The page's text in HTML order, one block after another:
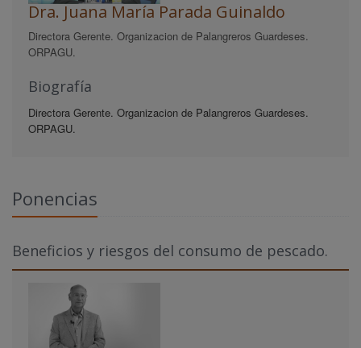
Dra. Juana María Parada Guinaldo
Directora Gerente. Organizacion de Palangreros Guardeses.
ORPAGU.
Biografía
Directora Gerente. Organizacion de Palangreros Guardeses.
ORPAGU.
Ponencias
Beneficios y riesgos del consumo de pescado.